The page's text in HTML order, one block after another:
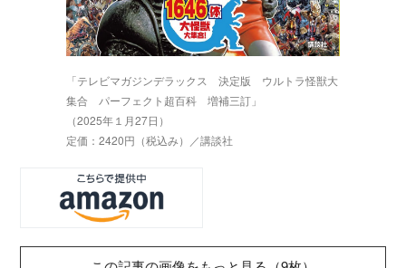
「テレビマガジンデラックス 決定版 ウルトラ怪獣大
集合 パーフェクト超百科 増補三訂」
（2025年１月27日）
定価：2420円（税込み）／講談社